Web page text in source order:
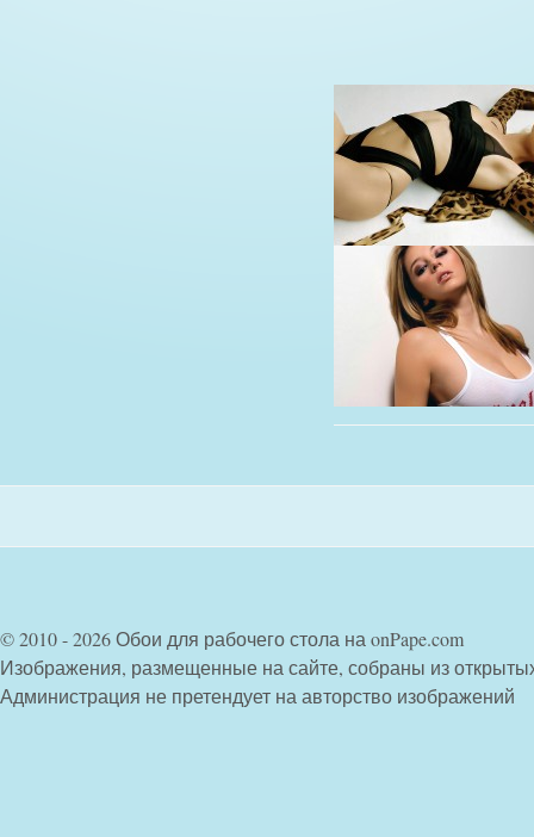
© 2010 - 2026 Обои для рабочего стола на onPape.com
Изображения, размещенные на сайте, собраны из
Администрация не претендует на авторство изображений